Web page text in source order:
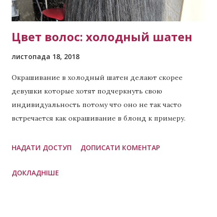
гривень. Для біл...
Цвет волос: холодный шатен
листопада 18, 2018
Окрашивание в холодный шатен делают скорее
девушки которые хотят подчеркнуть свою
индивидуальность потому что оно не так часто
встречается как окрашивание в блонд к примеру.
длинными локонами так и те у кого короткие. Имея
сливаться с большинством. Хотя если мы говорим о
НАДАТИ ДОСТУП ДОПИСАТИ КОМЕНТАР
ДОКЛАДНІШЕ